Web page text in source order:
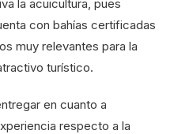
la acuicultura, pues
con bahías certificadas
muy relevantes para la
turístico.
en cuanto a
respecto a la